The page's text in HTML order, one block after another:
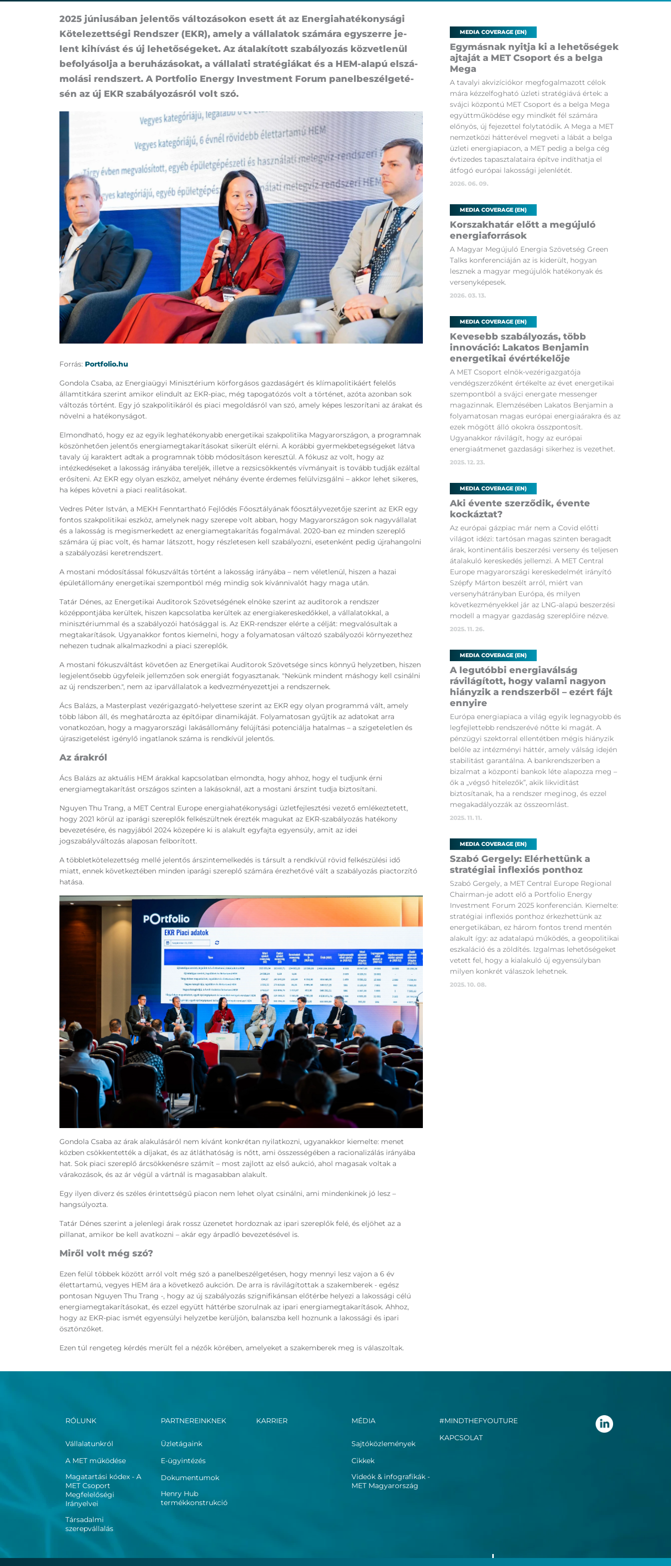
2025 jú­ni­u­sá­ban je­len­tős vál­to­zá­so­kon esett át az Ener­gia­ha­té­kony­sá­gi
Kö­te­le­zett­sé­gi Rend­szer (EKR), amely a vál­la­la­tok szá­má­ra egy­szer­re je­
lent ki­hí­vást és új le­he­tő­sé­ge­ket. Az át­ala­kí­tott sza­bá­lyo­zás köz­vet­le­nül
be­fo­lyá­sol­ja a be­ru­há­zá­so­kat, a vál­la­la­ti stra­té­gi­á­kat és a HEM-ala­pú el­szá­
mo­lá­si rend­szert. A Port­fo­lio Energy In­vestment Fo­rum pa­nel­be­szél­ge­té­
sén az új EKR sza­bá­lyo­zás­ról volt szó.
Forrás: Portfolio.hu
Gondola Csaba, az Energiaügyi Minisztérium körforgásos gazdaságért és klímapolitikáért felelős
államtitkára szerint amikor elindult az EKR-piac, még tapogatózós volt a történet, azóta azonban sok
változás történt. Egy jó szakpolitikáról és piaci megoldásról van szó, amely képes leszorítani az árakat és
növelni a hatékonyságot.
Elmondható, hogy ez az egyik leghatékonyabb energetikai szakpolitika Magyarországon, a programnak
köszönhetően jelentős energiamegtakarításokat sikerült elérni. A korábbi gyermekbetegségeket látva
tavaly új karaktert adtak a programnak több módosításon keresztül. A fókusz az volt, hogy az
intézkedéseket a lakosság irányába tereljék, illetve a rezsicsökkentés vívmányait is tovább tudják ezáltal
erősíteni. Az EKR egy olyan eszköz, amelyet néhány évente érdemes felülvizsgálni – akkor lehet sikeres,
ha képes követni a piaci realitásokat.
Vedres Péter István, a MEKH Fenntartható Fejlődés Főosztályának főosztályvezetője szerint az EKR egy
fontos szakpolitikai eszköz, amelynek nagy szerepe volt abban, hogy Magyarországon sok nagyvállalat
és a lakosság is megismerkedett az energiamegtakarítás fogalmával. 2020-ban ez minden szereplő
számára új piac volt, és hamar látszott, hogy részletesen kell szabályozni, esetenként pedig újrahangolni
a szabályozási keretrendszert.
A mostani módosítással fókuszváltás történt a lakosság irányába – nem véletlenül, hiszen a hazai
épületállomány energetikai szempontból még mindig sok kívánnivalót hagy maga után.
Tatár Dénes, az Energetikai Auditorok Szövetségének elnöke szerint az auditorok a rendszer
középpontjába kerültek, hiszen kapcsolatba kerültek az energiakereskedőkkel, a vállalatokkal, a
minisztériummal és a szabályozói hatósággal is. Az EKR-rendszer elérte a célját: megvalósultak a
megtakarítások. Ugyanakkor fontos kiemelni, hogy a folyamatosan változó szabályozói környezethez
nehezen tudnak alkalmazkodni a piaci szereplők.
A mostani fókuszváltást követően az Energetikai Auditorok Szövetsége sincs könnyű helyzetben, hiszen
legjelentősebb ügyfeleik jellemzően sok energiát fogyasztanak. "Nekünk mindent máshogy kell csinálni
az új rendszerben.", nem az iparvállalatok a kedvezményezettjei a rendszernek.
Ács Balázs, a Masterplast vezérigazgató-helyettese szerint az EKR egy olyan programmá vált, amely
több lábon áll, és meghatározta az építőipar dinamikáját. Folyamatosan gyűjtik az adatokat arra
vonatkozóan, hogy a magyarországi lakásállomány felújítási potenciálja hatalmas – a szigeteletlen és
újraszigetelést igénylő ingatlanok száma is rendkívül jelentős.
Az árakról
Ács Balázs az aktuális HEM árakkal kapcsolatban elmondta, hogy ahhoz, hogy el tudjunk érni
energiamegtakarítást országos szinten a lakásoknál, azt a mostani árszint tudja biztosítani.
Nguyen Thu Trang, a MET Central Europe energiahatékonysági üzletfejlesztési vezető emlékeztetett,
hogy 2021 körül az iparági szereplők felkészültnek érezték magukat az EKR-szabályozás hatékony
bevezetésére, és nagyjából 2024 közepére ki is alakult egyfajta egyensúly, amit az idei
jogszabályváltozás alaposan felborított.
A többletkötelezettség mellé jelentős árszintemelkedés is társult a rendkívül rövid felkészülési idő
miatt, ennek következtében minden iparági szereplő számára érezhetővé vált a szabályozás piactorzító
hatása.
Gondola Csaba az árak alakulásáról nem kívánt konkrétan nyilatkozni, ugyanakkor kiemelte: menet
közben csökkentették a díjakat, és az átláthatóság is nőtt, ami összességében a racionalizálás irányába
hat. Sok piaci szereplő árcsökkenésre számít – most zajlott az első aukció, ahol magasak voltak a
várakozások, és az ár végül a vártnál is magasabban alakult.
Egy ilyen diverz és széles érintettségű piacon nem lehet olyat csinálni, ami mindenkinek jó lesz –
hangsúlyozta.
Tatár Dénes szerint a jelenlegi árak rossz üzenetet hordoznak az ipari szereplők felé, és eljöhet az a
pillanat, amikor be kell avatkozni – akár egy árpadló bevezetésével is.
Miről volt még szó?
Ezen felül többek között arról volt még szó a panelbeszélgetésen, hogy mennyi lesz vajon a 6 év
élettartamú, vegyes HEM ára a következő aukción. De arra is rávilágítottak a szakemberek - egész
pontosan Nguyen Thu Trang -, hogy az új szabályozás szignifikánsan előtérbe helyezi a lakossági célú
energiamegtakarításokat, és ezzel együtt háttérbe szorulnak az ipari energiamegtakarítások. Ahhoz,
hogy az EKR-piac ismét egyensúlyi helyzetbe kerüljön, balanszba kell hoznunk a lakossági és ipari
ösztönzőket.
Ezen túl rengeteg kérdés merült fel a nézők körében, amelyeket a szakemberek meg is válaszoltak.
MEDIA COVERAGE (EN)
Egymásnak nyitja ki a lehetőségek
ajtaját a MET Csoport és a belga
Mega
A tavalyi akvizíciókor megfogalmazott célok
mára kézzelfogható üzleti stratégiává értek: a
svájci központú MET Csoport és a belga Mega
együttműködése egy mindkét fél számára
előnyös, új fejezettel folytatódik. A Mega a MET
nemzetközi hátterével megveti a lábát a belga
üzleti energiapiacon, a MET pedig a belga cég
évtizedes tapasztalataira építve indíthatja el
átfogó európai lakossági jelenlétét.
2026. 06. 09.
MEDIA COVERAGE (EN)
Korszakhatár előtt a megújuló
energiaforrások
A Magyar Megújuló Energia Szövetség Green
Talks konferenciáján az is kiderült, hogyan
lesznek a magyar megújulók hatékonyak és
versenyképesek.
2026. 03. 13.
MEDIA COVERAGE (EN)
Kevesebb szabályozás, több
innováció: Lakatos Benjamin
energetikai évértékelője
A MET Csoport elnök-vezérigazgatója
vendégszerzőként értékelte az évet energetikai
szempontból a svájci energate messenger
magazinnak. Elemzésében Lakatos Benjamin a
folyamatosan magas európai energiaárakra és az
ezek mögött álló okokra összpontosít.
Ugyanakkor rávilágít, hogy az európai
energiaátmenet gazdasági sikerhez is vezethet.
2025. 12. 23.
MEDIA COVERAGE (EN)
Aki évente szerződik, évente
kockáztat?
Az európai gázpiac már nem a Covid előtti
világot idézi: tartósan magas szinten beragadt
árak, kontinentális beszerzési verseny és teljesen
átalakuló kereskedés jellemzi. A MET Central
Europe magyarországi kereskedelmét irányító
Szépfy Márton beszélt arról, miért van
versenyhátrányban Európa, és milyen
következményekkel jár az LNG-alapú beszerzési
modell a magyar gazdaság szereplőire nézve.
2025. 11. 26.
MEDIA COVERAGE (EN)
A legutóbbi energiaválság
rávilágított, hogy valami nagyon
hiányzik a rendszerből – ezért fájt
ennyire
Európa energiapiaca a világ egyik legnagyobb és
legfejlettebb rendszerévé nőtte ki magát. A
pénzügyi szektorral ellentétben mégis hiányzik
belőle az intézményi háttér, amely válság idején
stabilitást garantálna. A bankrendszerben a
bizalmat a központi bankok léte alapozza meg –
ők a „végső hitelezők”, akik likviditást
biztosítanak, ha a rendszer meginog, és ezzel
megakadályozzák az összeomlást.
2025. 11. 11.
MEDIA COVERAGE (EN)
Szabó Gergely: Elérhettünk a
stratégiai inflexiós ponthoz
Szabó Gergely, a MET Central Europe Regional
Chairman-je adott elő a Portfolio Energy
Investment Forum 2025 konferencián. Kiemelte:
stratégiai inflexiós ponthoz érkezhettünk az
energetikában, ez három fontos trend mentén
alakult így: az adatalapú működés, a geopolitikai
eszkaláció és a zöldítés. Izgalmas lehetőségeket
vetett fel, hogy a kialakuló új egyensúlyban
milyen konkrét válaszok lehetnek.
2025. 10. 08.
RÓLUNK
Vállalatunkról
A MET működése
Magatartási kódex - A
MET Csoport
Megfelelőségi
Irányelvei
Társadalmi
szerepvállalás
PARTNEREINKNEK
Üzletágaink
E-ügyintézés
Dokumentumok
Henry Hub
termékkonstrukció
KARRIER MÉDIA
Sajtóközlemények
Cikkek
Videók & infografikák -
MET Magyarország
#MINDTHEFYOUTURE
KAPCSOLAT